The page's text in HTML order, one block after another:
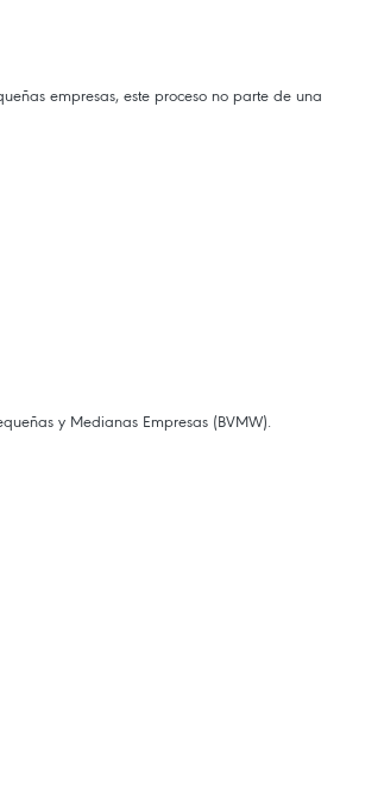
empresas, este proceso no parte de una
y Medianas Empresas (BVMW).